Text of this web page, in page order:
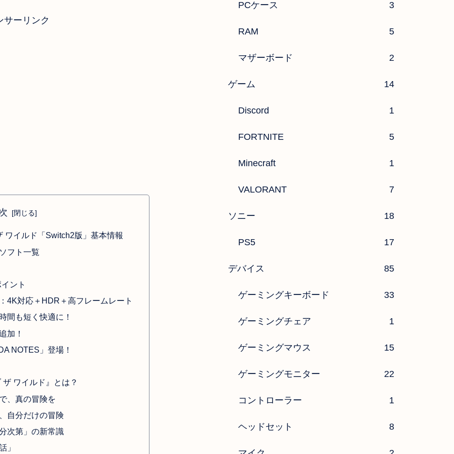
サーリンク
ワイルド「Switch2版」基本情報
フト一覧
ント
4K対応＋HDR＋高フレームレート
間も短く快適に！
加！
NOTES」登場！
ワイルド』とは？
、真の冒険を
自分だけの冒険
次第」の新常識
」
PCケース 3
RAM 5
マザーボード 2
ゲーム 14
Discord 1
FORTNITE 5
Minecraft 1
VALORANT 7
ソニー 18
PS5 17
デバイス 85
ゲーミングキーボード 33
ゲーミングチェア 1
ゲーミングマウス 15
ゲーミングモニター 22
コントローラー 1
ヘッドセット 8